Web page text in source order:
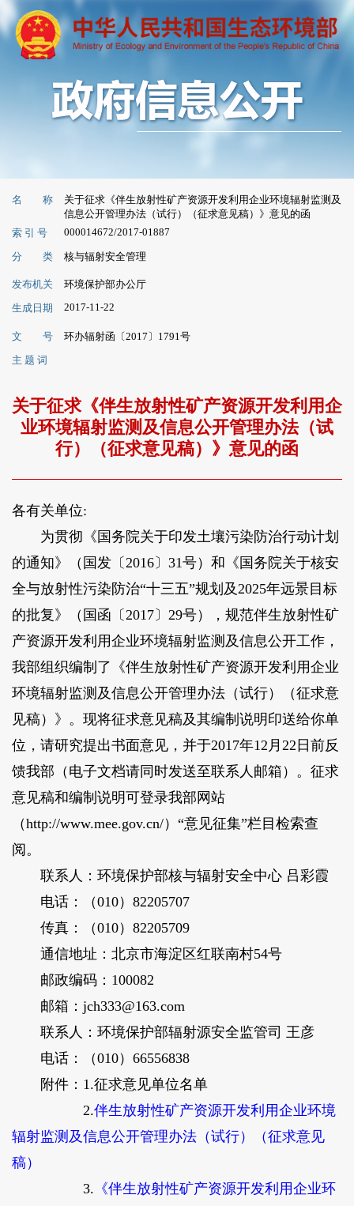
名 称
关于征求《伴生放射性矿产资源开发利用企业环境辐射监测及
信息公开管理办法（试行）（征求意见稿）》意见的函
索 引 号
000014672/2017-01887
分 类 核与辐射安全管理
发布机关
环境保护部办公厅
生成日期
2017-11-22
文 号
环办辐射函〔2017〕1791号
主 题 词
关于征求《伴生放射性矿产资源开发利用企
业环境辐射监测及信息公开管理办法（试
行）（征求意见稿）》意见的函
各有关单位:
为贯彻《国务院关于印发土壤污染防治行动计划
的通知》（国发〔2016〕31号）和《国务院关于核安
全与放射性污染防治“十三五”规划及2025年远景目标
的批复》（国函〔2017〕29号），规范伴生放射性矿
产资源开发利用企业环境辐射监测及信息公开工作，
我部组织编制了《伴生放射性矿产资源开发利用企业
环境辐射监测及信息公开管理办法（试行）（征求意
见稿）》。现将征求意见稿及其编制说明印送给你单
位，请研究提出书面意见，并于2017年12月22日前反
馈我部（电子文档请同时发送至联系人邮箱）。征求
意见稿和编制说明可登录我部网站
（http://www.mee.gov.cn/）“意见征集”栏目检索查
阅。
联系人：环境保护部核与辐射安全中心 吕彩霞
电话：（010）82205707
传真：（010）82205709
通信地址：北京市海淀区红联南村54号
邮政编码：100082
邮箱：jch333@163.com
联系人：环境保护部辐射源安全监管司 王彦
电话：（010）66556838
附件：1.征求意见单位名单
2.伴生放射性矿产资源开发利用企业环境
辐射监测及信息公开管理办法（试行）（征求意见
稿）
3. 《伴生放射性矿产资源开发利用企业环